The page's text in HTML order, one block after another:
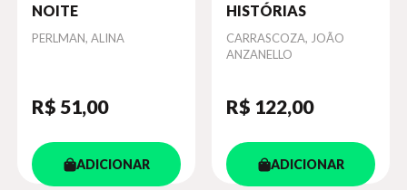
NOITE
Autor
PERLMAN, ALINA
R$ 51,00
ADICIONAR
HISTÓRIAS
Autor
CARRASCOZA, JOÃO
ANZANELLO
R$ 122,00
ADICIONAR